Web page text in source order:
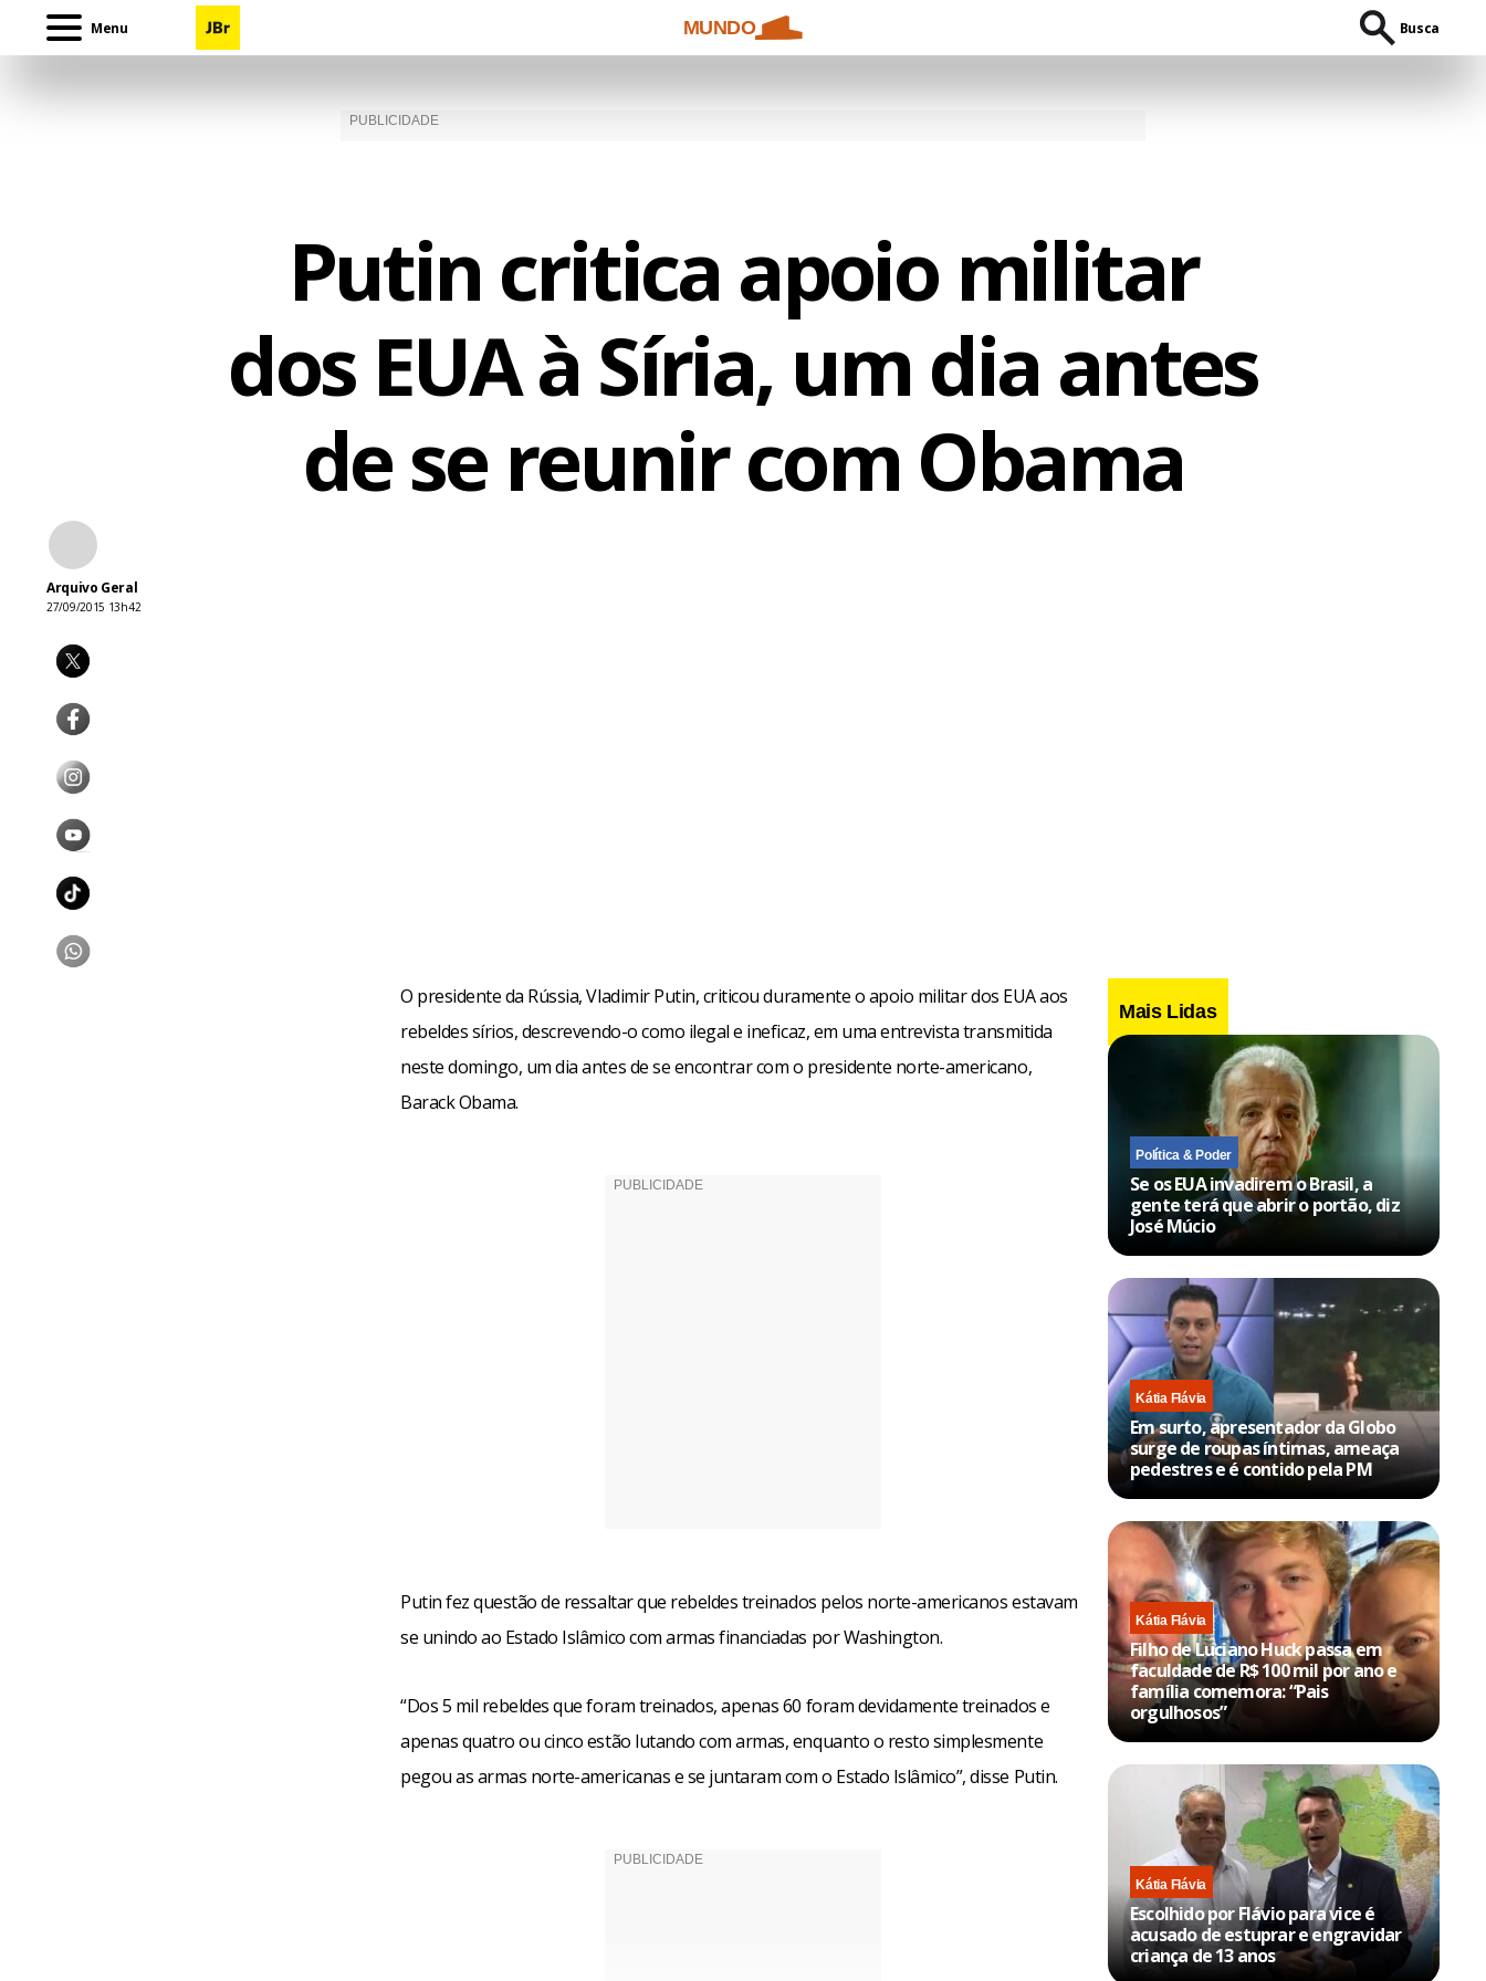
Menu MUNDO Busca
Putin critica apoio militar
dos EUA à Síria, um dia antes
de se reunir com Obama
Arquivo Geral
27/09/2015 13h42
O presidente da Rússia, Vladimir Putin, criticou duramente o apoio militar dos EUA aos
rebeldes sírios, descrevendo-o como ilegal e ineficaz, em uma entrevista transmitida
neste domingo, um dia antes de se encontrar com o presidente norte-americano,
Barack Obama.
Putin fez questão de ressaltar que rebeldes treinados pelos norte-americanos estavam
se unindo ao Estado Islâmico com armas financiadas por Washington.
“Dos 5 mil rebeldes que foram treinados, apenas 60 foram devidamente treinados e
apenas quatro ou cinco estão lutando com armas, enquanto o resto simplesmente
pegou as armas norte-americanas e se juntaram com o Estado Islâmico”, disse Putin.
Mais Lidas
Política & Poder
Se os EUA invadirem o Brasil, a
gente terá que abrir o portão, diz
José Múcio
Kátia Flávia
Em surto, apresentador da Globo
surge de roupas íntimas, ameaça
pedestres e é contido pela PM
Kátia Flávia
Filho de Luciano Huck passa em
faculdade de R$ 100 mil por ano e
família comemora: “Pais
orgulhosos”
Kátia Flávia
Escolhido por Flávio para vice é
acusado de estuprar e engravidar
criança de 13 anos